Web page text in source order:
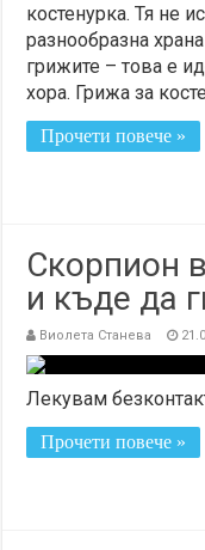
костенурка. Тя не
разнообразна
грижите – това е
хора. Грижа за
Прочети повече »
Скорпион
и къде да
Виолета Станева
Лекувам
Прочети повече »